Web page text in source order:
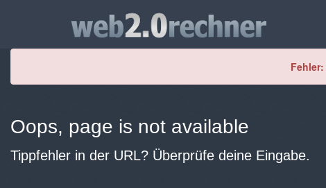
Fehler:
Oops, page is not available
Tippfehler in der URL? Überprüfe deine Eingabe.